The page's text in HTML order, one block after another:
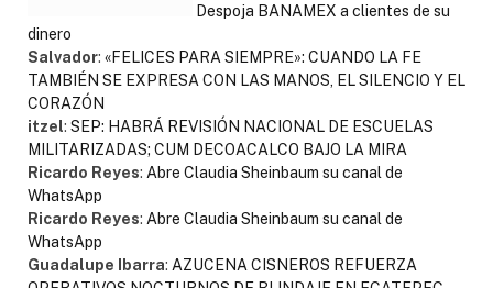
Despoja BANAMEX a clientes de su
dinero
Salvador: «FELICES PARA SIEMPRE»: CUANDO LA FE
TAMBIÉN SE EXPRESA CON LAS MANOS, EL SILENCIO Y EL
CORAZÓN
itzel: SEP: HABRÁ REVISIÓN NACIONAL DE ESCUELAS
MILITARIZADAS; CUM DECOACALCO BAJO LA MIRA
Ricardo Reyes: Abre Claudia Sheinbaum su canal de
WhatsApp
Ricardo Reyes: Abre Claudia Sheinbaum su canal de
WhatsApp
Guadalupe Ibarra: AZUCENA CISNEROS REFUERZA